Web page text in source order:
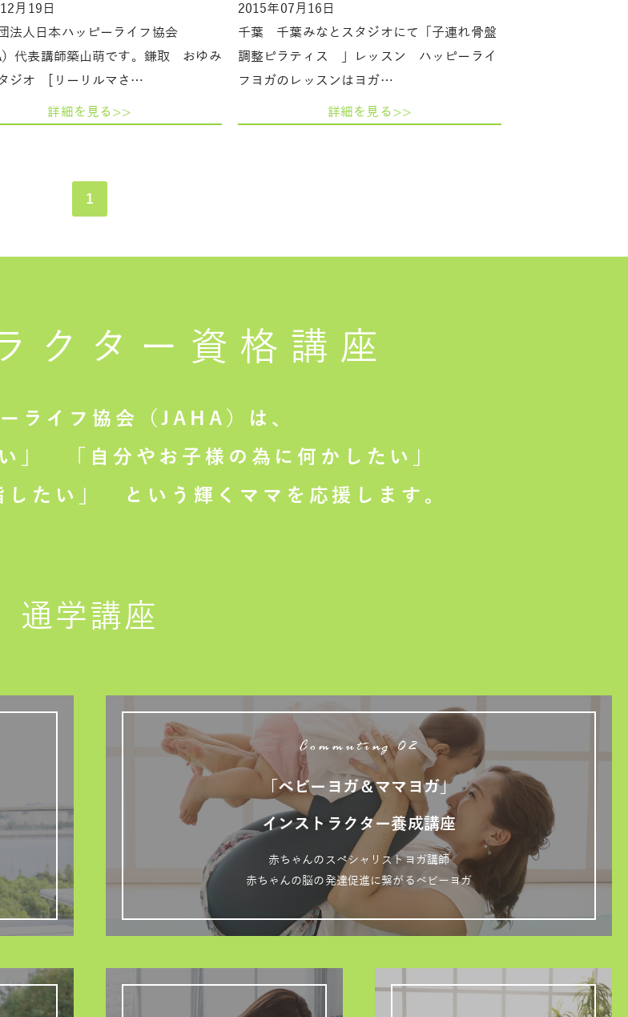
月19日
法人日本ハッピーライフ協会
）代表講師築山萌です。鎌取 おゆみ
ジオ [リーリルマさ…
詳細を見る>>
2015年07月16日
千葉 千葉みなとスタジオにて「子連れ骨盤
調整ピラティス 」レッスン ハッピーライ
フヨガのレッスンはヨガ…
詳細を見る>>
1
クター 資格講座
ライフ協会（JAHA）は、
」
「自分やお子様の為に何かしたい」
たい」
という輝くママを応援します。
通学講座
Commuting 02
「ベビーヨガ＆ママヨガ」
インストラクター養成講座
赤ちゃんのスペシャリストヨガ講師
赤ちゃんの脳の発達促進に繋がるベビーヨガ